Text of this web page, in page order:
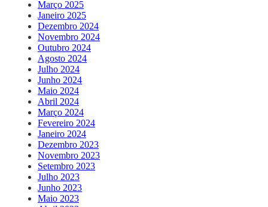
Março 2025
Janeiro 2025
Dezembro 2024
Novembro 2024
Outubro 2024
Agosto 2024
Julho 2024
Junho 2024
Maio 2024
Abril 2024
Março 2024
Fevereiro 2024
Janeiro 2024
Dezembro 2023
Novembro 2023
Setembro 2023
Julho 2023
Junho 2023
Maio 2023